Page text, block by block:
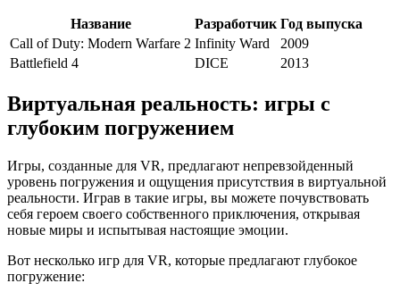
Название Разработчик Год выпуска
Call of Duty: Modern Warfare 2 Infinity Ward
2009
Battlefield 4
DICE 2013
Виртуальная реальность: игры с
глубоким погружением
Игры, созданные для VR, предлагают непревзойденный
уровень погружения и ощущения присутствия в виртуальной
реальности. Играв в такие игры, вы можете почувствовать
себя героем своего собственного приключения, открывая
новые миры и испытывая настоящие эмоции.
Вот несколько игр для VR, которые предлагают глубокое
погружение: